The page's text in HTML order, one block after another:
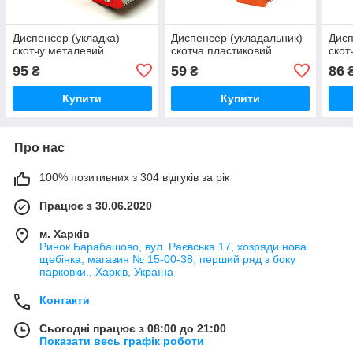
Диспенсер (укладка)
скотчу металевий
95 ₴
Купити
Диспенсер (укладальник)
скотча пластиковий
59₴
Купити
86
Про нас
100% позитивних з 304 відгуків за рік
Працює з 30.06.2020
м. Харків
Ринок Барабашово, вул. Раєвська 17, хозряди нова
щебінка, магазин № 15-00-38, перший ряд з боку
парковки., Харків, Україна
Контакти
Сьогодні працює з 08:00 до 21:00
Показати весь графік роботи